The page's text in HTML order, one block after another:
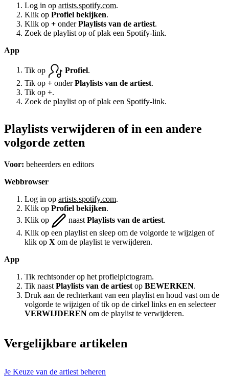
Log in op artists.spotify.com.
Klik op Profiel bekijken.
Klik op + onderPlaylists van de artiest.
Zoek de playlist op of plak een Spotify-link.
App
Tik op Profiel
Tik op + onderPlaylists van de artiest.
Tik op +.
Zoek de playlist op of plak een Spotify-link.
Playlists verwijderen of in een andere
volgorde zetten
Voor: beheerders en editors
Webbrowser
Log in op artists.spotify.com.
Klik op Profiel bekijken.
Klik op
naast Playlists van de artiest.
Klik op een playlist en sleep om de volgorde te wijzigen of
klik op X om de playlist te verwijderen.
App
Tik rechtsonder op het profielpictogram.
Tik naast Playlists van de artiest op BEWERKEN.
Druk aan de rechterkant van een playlist en houd vast om de
volgorde te wijzigen of tik op de cirkel links en en selecteer
VERWIJDEREN om de playlist te verwijderen.
Vergelijkbare artikelen
Je Keuze van de artiest beheren